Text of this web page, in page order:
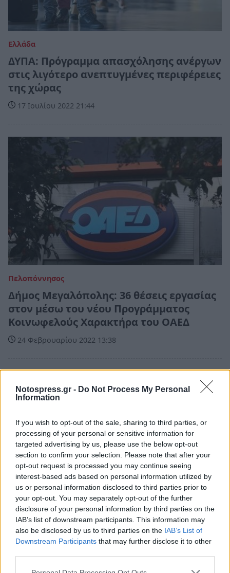
Notospress.gr - Do Not Process My Personal
Information
If you wish to opt-out of the sale, sharing to third parties, or
processing of your personal or sensitive information for
targeted advertising by us, please use the below opt-out
section to confirm your selection. Please note that after your
opt-out request is processed you may continue seeing
interest-based ads based on personal information utilized by
us or personal information disclosed to third parties prior to
your opt-out. You may separately opt-out of the further
disclosure of your personal information by third parties on the
IAB’s list of downstream participants. This information may
also be disclosed by us to third parties on the IAB’s List of
Downstream Participants that may further disclose it to other
Ελλάδα
ΔΥΠΑ: Πρόγραμμα απασχόλησης ανέργων
στις λιγότερο ανεπτυγμένες περιφέρειες
της χώρας
17 Ιουλίου 2022 21:44
Πελοπόννησος
Δήμος Μεγαλόπολης: 36 θέσεις εργασίας
στον μέσω του νέου Προγράμματος
Κοινωφελούς Χαρακτήρα του ΟΑΕΔ
24 Φεβρουαρίου 2022 13:38
Ελλάδα
ΟΑΕΔ: Πρόγραμμα απασχόλησης ανέργων
30+, με έμφαση στις γυναίκες